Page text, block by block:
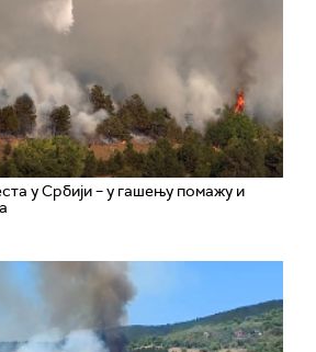
у Србији – у гашењу помажу и